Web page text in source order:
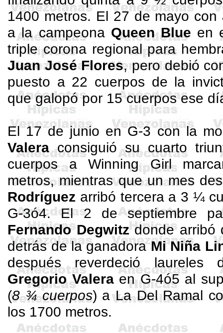
1400 metros. El 27 de mayo con
a la campeona Queen Blue en
triple corona regional para
Juan José Flores, pero debió
puesto a 22 cuerpos de la
que galopó por 15 cuerpos ese
El 17 de junio en G-3 con la
Valeraconsiguió su cuarto
cuerpos aWinning Girl
metros, mientras que un mes
Rodríguez arribó tercera a 3 ¼
G-3ó4. El 2 de septiembre
FernandoDegwitzdonde arribó
detrás de la ganadoraMi Niña
después reverdeció
Gregorio Valeraen G-4ó5 al
(8 ¾ cuerpos) a La Del Ramal
los 1700 metros.